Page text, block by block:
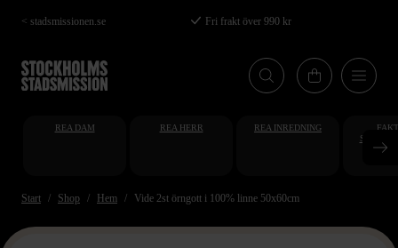
Hoppa
till
huvudinnehåll
< stadsmissionen.se Fri frakt över 990 kr
REA DAM REA HERR REA INREDNING
Start Shop Hem Vide 2st örngott i 100% linne 50x60cm